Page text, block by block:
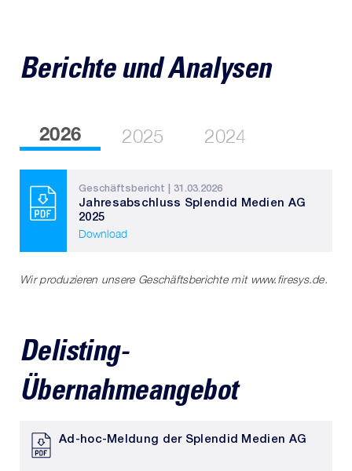
Berichte und Analysen
2026 2025 2024
Geschäftsbericht | 31.03.2026
Jahresabschluss Splendid Medien AG
2025
Download
Wir produzieren unsere Geschäftsberichte mit www.firesys.de.
Delisting-
Übernahmeangebot
Ad-hoc-Meldung der Splendid Medien AG